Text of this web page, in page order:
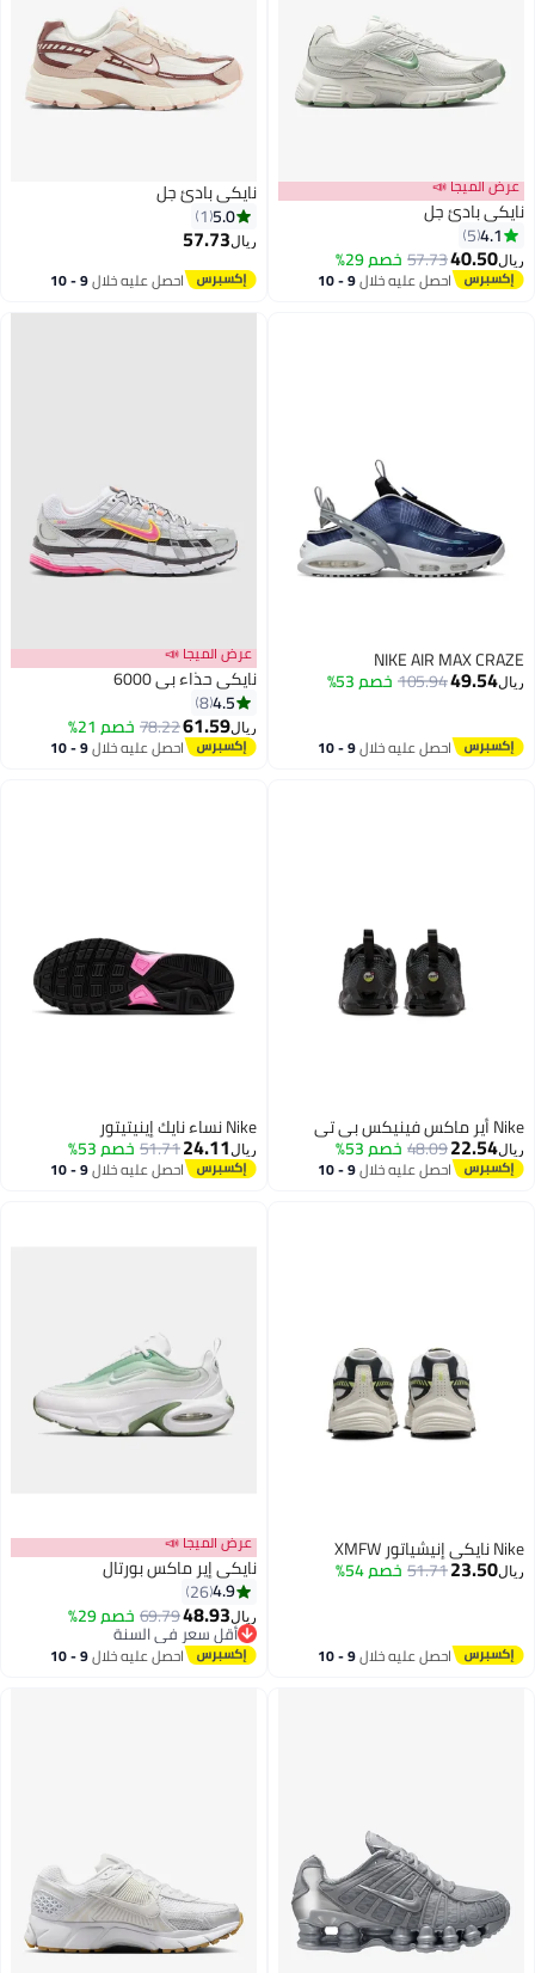
3
عرض الميجا 📣
نايكي بادئ جل
4.1
5
ريال40.50
57.73خصم 29%
احصل عليه خلال 9 - 10
نايكي بادئ جل
5.0
1
ريال57.73
احصل عليه خلال 9 - 10
NIKE AIR MAX CRAZE
ريال49.54
105.94خصم 53%
احصل عليه خلال 9 - 10
عرض الميجا 📣
نايكي حذاء بي 6000
4.5
8
ريال61.59
78.22خصم 21%
احصل عليه خلال 9 - 10
Nike أير ماكس فينيكس بي تي
ريال22.54
48.09خصم 53%
احصل عليه خلال 9 - 10
Nike نساء نايك إينيتيتور
ريال24.11
51.71خصم 53%
احصل عليه خلال 9 - 10
Nike نايكي إنيشياتور XMFW
ريال23.50
51.71خصم 54%
احصل عليه خلال 9 - 10
10
عرض الميجا 📣
نايكي إير ماكس بورتال
4.9
26
ريال48.93
69.79خصم 29%
أقل سعر في السنة
أقل سعر في السنة
احصل عليه خلال 9 - 10